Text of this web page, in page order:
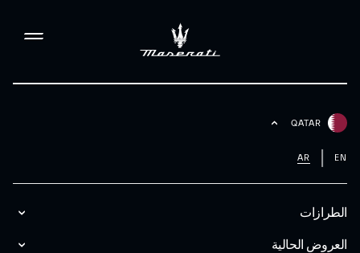
الطرازات
العروض الحالية
QATAR
EN
AR